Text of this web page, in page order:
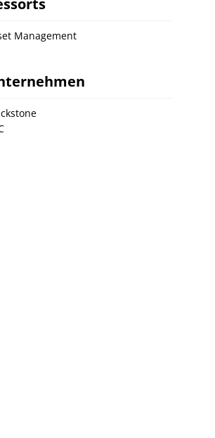
Management